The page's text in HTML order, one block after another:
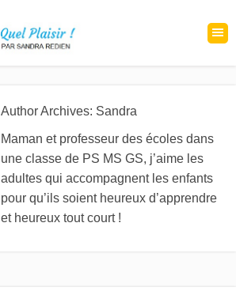
Author Archives: Sandra
Maman et professeur des écoles dans
une classe de PS MS GS, j’aime les
adultes qui accompagnent les enfants
pour qu’ils soient heureux d’apprendre
et heureux tout court !